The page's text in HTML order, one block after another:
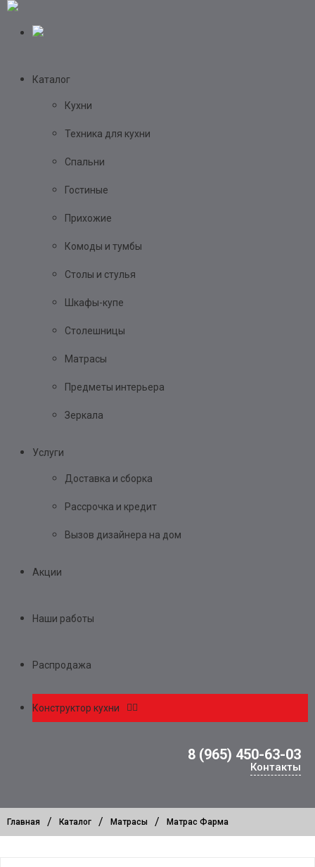
Каталог
Кухни
Техника для кухни
Спальни
Гостиные
Прихожие
Комоды и тумбы
Столы и стулья
Шкафы-купе
Столешницы
Матрасы
Предметы интерьера
Зеркала
Услуги
Доставка и сборка
Рассрочка и кредит
Вызов дизайнера на дом
Акции
Наши работы
Распродажа
Конструктор кухни
8 (965) 450-63-03
Контакты
Главная / Каталог / Матрасы / Матрас Фарма